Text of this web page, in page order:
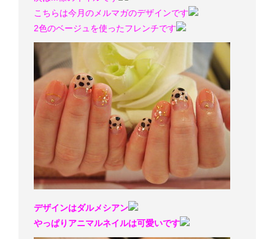
こちらは今月のメルマガのデザインです
2色のベージュを使ったフレンチです
デザインはダルメシアン
やっぱりアニマルネイルは可愛いです